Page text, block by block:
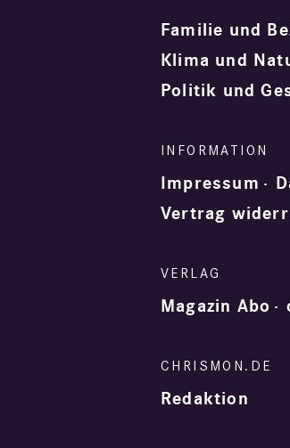
Familie und
Klima und
Politik und
Impressum
Vertrag
Magazin Abo
Redaktion